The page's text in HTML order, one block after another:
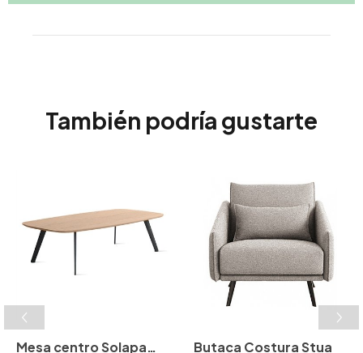
También podría gustarte
Mesa centro Solapa
Butaca Costura Stua